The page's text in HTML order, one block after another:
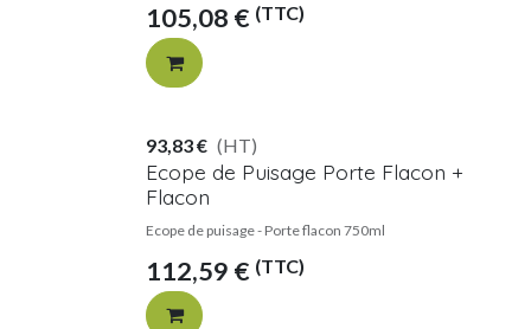
105,08 € (TTC)
Ecope de Puisage Porte Flacon +
Flacon
Ecope de puisage - Porte flacon 750ml
112,59 € (TTC)
93,83€ (HT)